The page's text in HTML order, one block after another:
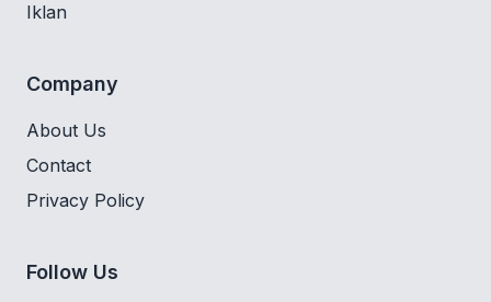
Iklan
Company
About Us
Contact
Privacy Policy
Follow Us